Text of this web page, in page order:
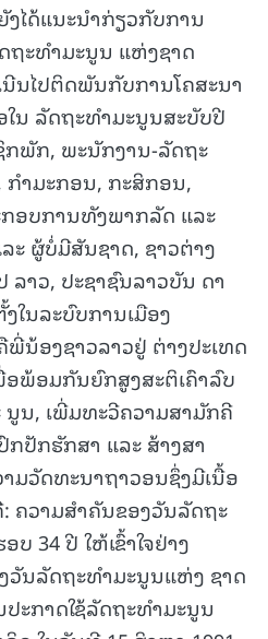
ງໄດ້ແນະນໍາກ່ຽວກັບການ
ຖະທໍາມະນູນ ແຫ່ງຊາດ
ນໄປຕິດພັນກັບການໂຄສະນາ
ນ ລັດຖະທຳມະນູນສະບັບປີ
ກພັກ, ພະນັກງານ-ລັດຖະ
ຳມະກອນ, ກະສິກອນ,
ອບການທັງພາກລັດ ແລະ
ະ ຜູ້ບໍ່ມີສັນຊາດ, ຊາວຕ່າງ
າວ, ປະຊາຊົນລາວບັນ ດາ
ໃນລະບົບການເມືອງ
ນ້ອງຊາວລາວຢູ່ ຕ່າງປະເທດ
ອພ້ອມກັນຍົກສູງສະຕິເຄົາລົບ
ນ, ເພີ່ມທະວີຄວາມສາມັກຄີ
ປັກຮັກສາ ແລະ ສ້າງສາ
ມວັດທະນາຖາວອນຊຶ່ງມີເນື້ອ
ຄວາມສຳຄັນຂອງວັນລັດຖະ
34 ປີ ໃຫ້ເຂົ້າໃຈຢ່າງ
ນລັດຖະທຳມະນູນແຫ່ງ ຊາດ
ະກາດໃຊ້ລັດຖະທຳມະນູນ